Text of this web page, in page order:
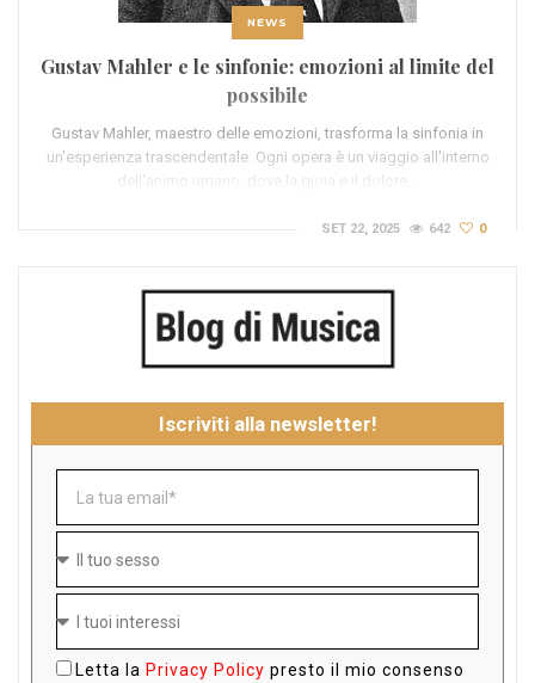
NEWS
Gustav Mahler e le sinfonie: emozioni al limite del
possibile
Gustav Mahler, maestro delle emozioni, trasforma la sinfonia in
un'esperienza trascendentale. Ogni opera è un viaggio all'interno
dell'animo umano, dove la gioia e il dolore…
SET 22, 2025 642 0
Iscriviti alla newsletter!
Letta la Privacy Policy presto il mio consenso